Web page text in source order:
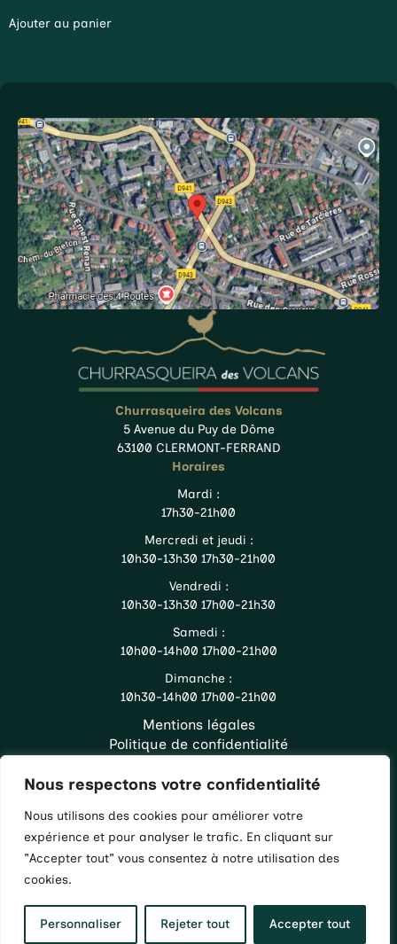
Nous respectons votre confidentialité
Nous utilisons des cookies pour améliorer votre
expérience et pour analyser le trafic. En cliquant sur
"Accepter tout" vous consentez à notre utilisation des
cookies.
Personnaliser Rejeter tout Accepter tout
Ajouter au panier
Churrasqueira des Volcans
5 Avenue du Puy de Dôme
63100 CLERMONT-FERRAND
Horaires
Mardi :
17h30-21h00
Mercredi et jeudi :
10h30-13h30 17h30-21h00
Vendredi :
10h30-13h30 17h00-21h30
Samedi :
10h00-14h00 17h00-21h00
Dimanche :
10h30-14h00 17h00-21h00
Commander
Whatsapp
La carte
Mentions légales
Politique de confidentialité
Site réalisé parDome Web